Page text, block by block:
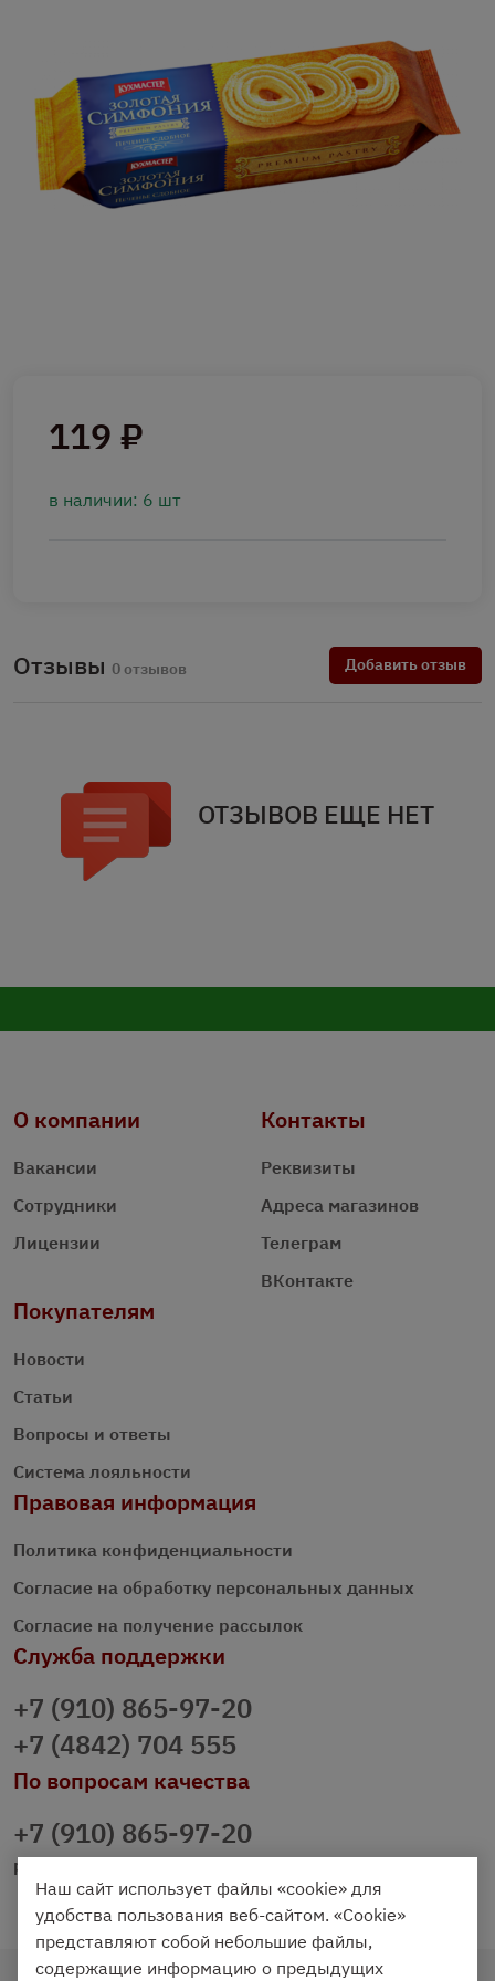
119 ₽
в наличии: 6 шт
Отзывы 0 отзывов Добавить отзыв
ОТЗЫВОВ ЕЩЕ НЕТ
О компании
Вакансии
Сотрудники
Лицензии
Контакты
Реквизиты
Адреса магазинов
Телеграм
ВКонтакте
Покупателям
Новости
Статьи
Вопросы и ответы
Система лояльности
Правовая информация
Политика конфиденциальности
Согласие на обработку персональных данных
Согласие на получение рассылок
Служба поддержки
+7 (910) 865-97-20
+7 (4842) 704 555
По вопросам качества
+7 (910) 865-97-20
prazdnichniy40@palmi.ru
Наш сайт использует файлы «cookie» для
удобства пользования веб-сайтом. «Cookie»
представляют собой небольшие файлы,
содержащие информацию о предыдущих